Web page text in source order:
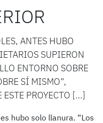
ANTES HUBO
SUPIERON
ENTORNO SOBRE
SÍ MISMO”,
PROYECTO […]
hubo solo llanura. “Los